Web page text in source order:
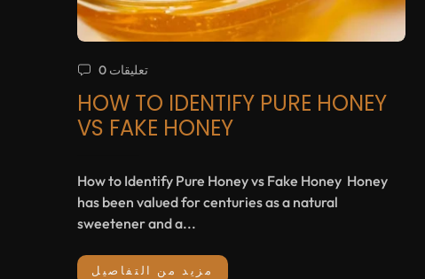
0 تعليقات
HOW TO IDENTIFY PURE HONEY
VS FAKE HONEY
How to Identify Pure Honey vs Fake Honey Honey
has been valued for centuries as a natural
sweetener and a...
مزيد من التفاصيل